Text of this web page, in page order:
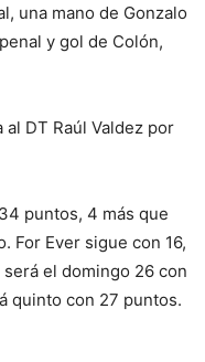
una mano de Gonzalo
y gol de Colón,
DT Raúl Valdez por
puntos, 4 más que
For Ever sigue con 16,
el domingo 26 con
quinto con 27 puntos.